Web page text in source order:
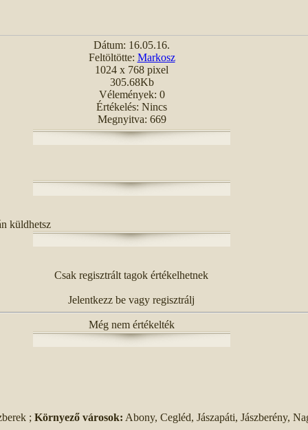
Dátum: 16.05.16.
Feltöltötte: Markosz
1024 x 768 pixel
305.68Kb
Vélemények: 0
Értékelés: Nincs
Megnyitva: 669
küldhetsz
Csak regisztrált tagok értékelhetnek
Jelentkezz be vagy regisztrálj
Még nem értékelték
; Környező városok: Abony, Cegléd, Jászapáti, Jászberény,